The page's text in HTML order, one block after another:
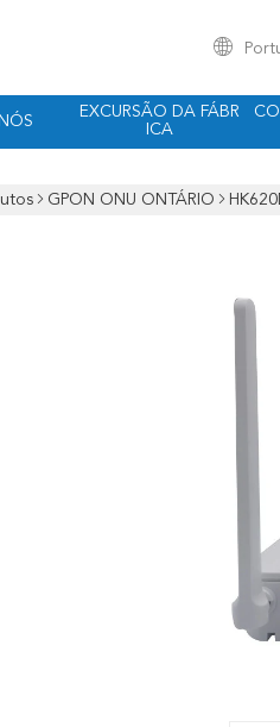
EXCURSÃO DA FÁBR
ICA
GPON ONU ONTÁRIO